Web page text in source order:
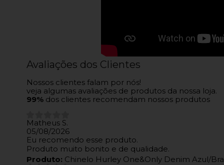
Avaliações dos Clientes
Nossos clientes falam por nós!
veja algumas avaliações de produtos da nossa loja.
99% dos clientes recomendam nossos produtos
Matheus S.
05/08/2026
Eu recomendo esse produto.
Produto muito bonito e de qualidade.
Produto: Chinelo Hurley One&Only Denim Azul/